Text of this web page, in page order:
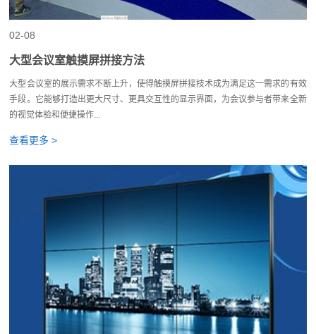
02-08
大型会议室触摸屏拼接方法
大型会议室的展示需求不断上升，使得触摸屏拼接技术成为满足这一需求的有效
手段。它能够打造出更大尺寸、更具交互性的显示界面，为会议参与者带来全新
的视觉体验和便捷操作...
查看更多 >